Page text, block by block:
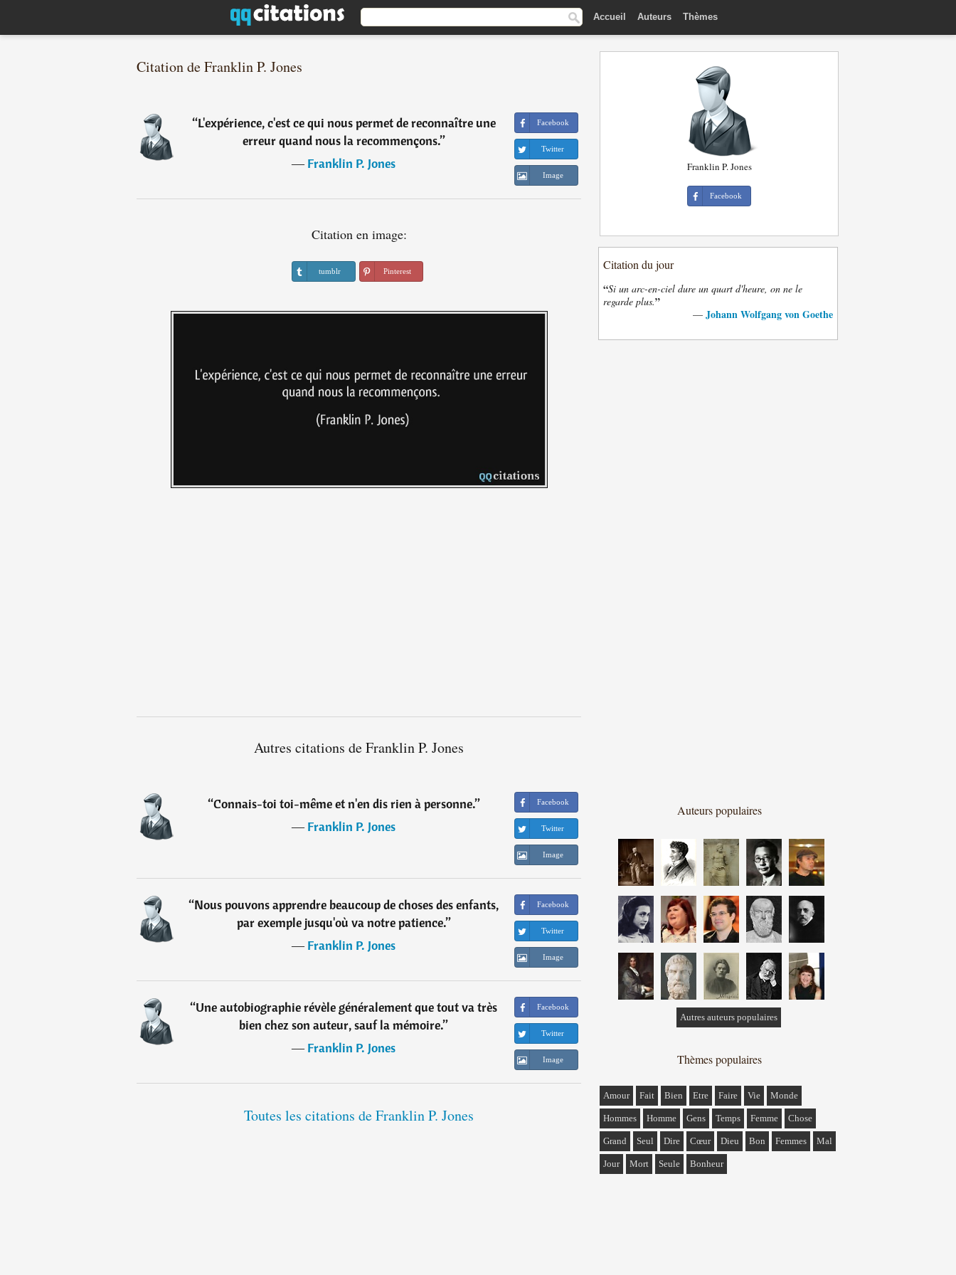
Accueil Auteurs Thèmes
Citation de Franklin P. Jones
“L'expérience, c'est ce qui nous permet de reconnaître une
erreur quand nous la recommençons.”
―Franklin P. Jones
Facebook
Twitter
Image
Citation en image:
tumblr Pinterest
Autres citations de Franklin P. Jones
“Connais-toi toi-même et n'en dis rien à personne.”
―Franklin P. Jones
Facebook
Twitter
Image
“Nous pouvons apprendre beaucoup de choses des enfants,
par exemple jusqu'où va notre patience.”
―Franklin P. Jones
Facebook
Twitter
Image
“Une autobiographie révèle généralement que tout va très
bien chez son auteur, sauf la mémoire.”
―Franklin P. Jones
Facebook
Twitter
Image
Toutes les citations de Franklin P. Jones
Franklin P. Jones
Facebook
Citation du jour
“Si un arc-en-ciel dure un quart d'heure, on ne le
regarde plus.”
— Johann Wolfgang von Goethe
Auteurs populaires
Autres auteurs populaires
Thèmes populaires
Amour Fait Bien Etre Faire Vie Monde
Hommes Homme Gens Temps Femme Chose
Grand Seul Dire Cœur Dieu Bon Femmes Mal
Jour Mort Seule Bonheur